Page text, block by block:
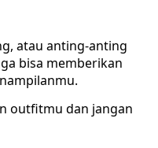
atau anting-anting
bisa memberikan
outfitmu dan jangan